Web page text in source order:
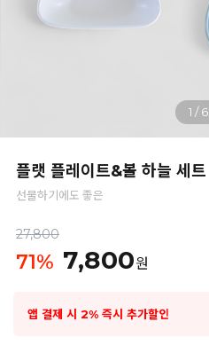
1 /6
플랫 플레이트&볼 하늘 세트
선물하기에도 좋은
27,800
71% 7,800원
앱 결제 시 2% 즉시 추가할인